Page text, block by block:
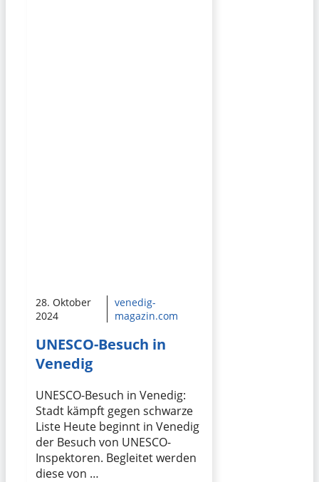
28. Oktober
2024
venedig-
magazin.com
UNESCO-Besuch in
Venedig
UNESCO-Besuch in Venedig:
Stadt kämpft gegen schwarze
Liste Heute beginnt in Venedig
der Besuch von UNESCO-
Inspektoren. Begleitet werden
diese von …